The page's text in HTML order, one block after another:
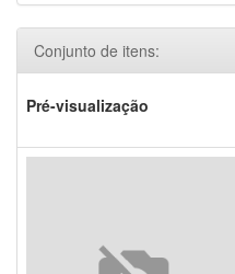
Conjunto de itens:
Pré-visualização